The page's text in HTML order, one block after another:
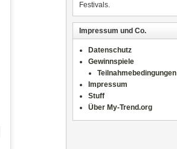
Festivals.
Impressum und Co.
Datenschutz
Gewinnspiele
Teilnahmebedingungen
Impressum
Stuff
Über My-Trend.org